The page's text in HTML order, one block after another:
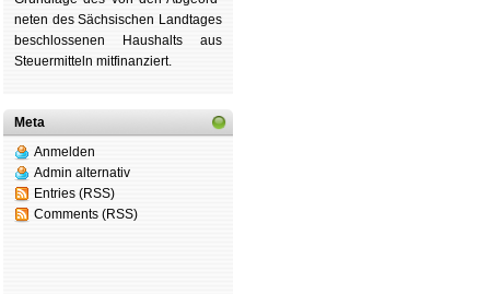
ne­ten des Säch­si­schen Land­tages
be­schlos­se­nen Haus­halts aus
Steu­er­mitteln mit­fi­nan­ziert.
Meta
Anmelden
Admin alternativ
Entries (RSS)
Comments (RSS)